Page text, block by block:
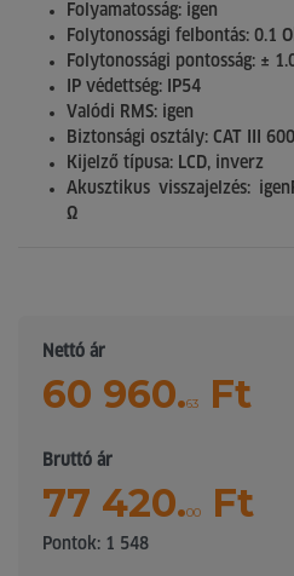
Folyamatosság: igen
Folytonossági felbontás: 0.1
Folytonossági pontosság: ±
IP védettség: IP54
Valódi RMS: igen
Biztonsági osztály: CAT III
Kijelző típusa: LCD, inverz
Akusztikus visszajelzés:
Ω
Nettó ár
60 960.63 Ft
Bruttó ár
77 420.00 Ft
Pontok: 1 548